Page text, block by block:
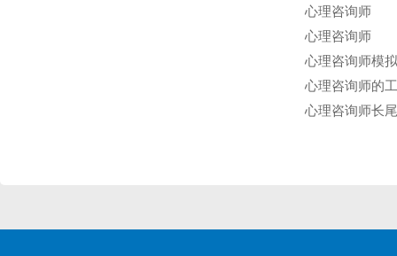
心理咨询师
心理咨询师
心理咨询师模
心理咨询师的
心理咨询师长